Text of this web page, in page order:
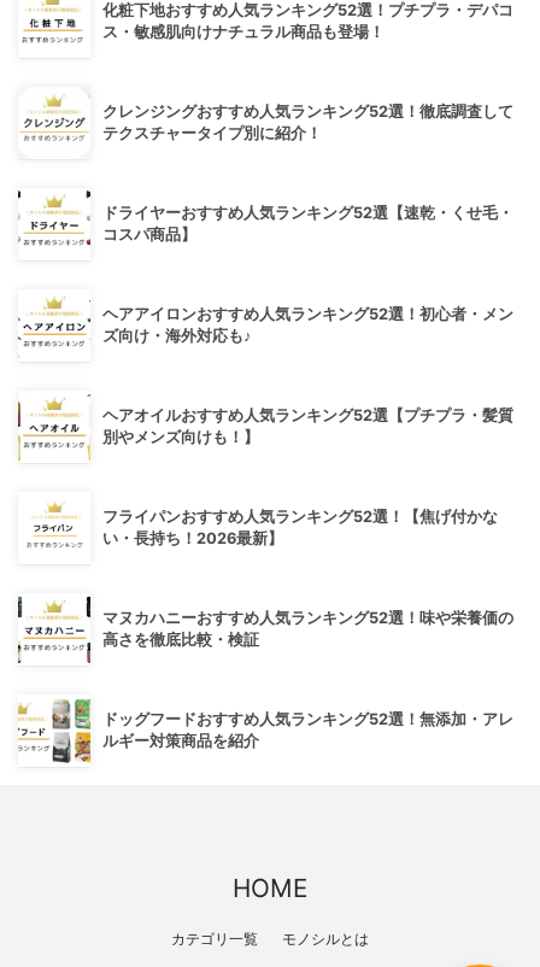
化粧下地おすすめ人気ランキング52選！プチプラ・デパコ
ス・敏感肌向けナチュラル商品も登場！
クレンジングおすすめ人気ランキング52選！徹底調査して
テクスチャータイプ別に紹介！
ドライヤーおすすめ人気ランキング52選【速乾・くせ毛・
コスパ商品】
ヘアアイロンおすすめ人気ランキング52選！初心者・メン
ズ向け・海外対応も♪
ヘアオイルおすすめ人気ランキング52選【プチプラ・髪質
別やメンズ向けも！】
フライパンおすすめ人気ランキング52選！【焦げ付かな
い・長持ち！2026最新】
マヌカハニーおすすめ人気ランキング52選！味や栄養価の
高さを徹底比較・検証
ドッグフードおすすめ人気ランキング52選！無添加・アレ
ルギー対策商品を紹介
HOME
カテゴリ一覧 モノシルとは